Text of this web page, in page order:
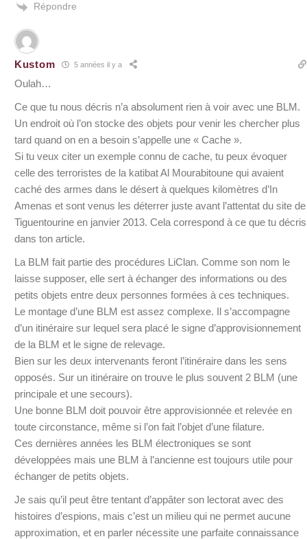
Répondre
Kustom 5 années il y a
Oulah…
Ce que tu nous décris n’a absolument rien à voir avec une BLM.
Un endroit où l’on stocke des objets pour venir les chercher plus
tard quand on en a besoin s’appelle une « Cache ».
Si tu veux citer un exemple connu de cache, tu peux évoquer
celle des terroristes de la katibat Al Mourabitoune qui avaient
caché des armes dans le désert à quelques kilomètres d’In
Amenas et sont venus les déterrer juste avant l’attentat du site de
Tiguentourine en janvier 2013. Cela correspond à ce que tu décris
dans ton article.
La BLM fait partie des procédures LiClan. Comme son nom le
laisse supposer, elle sert à échanger des informations ou des
petits objets entre deux personnes formées à ces techniques.
Le montage d’une BLM est assez complexe. Il s’accompagne
d’un itinéraire sur lequel sera placé le signe d’approvisionnement
de la BLM et le signe de relevage.
Bien sur les deux intervenants feront l’itinéraire dans les sens
opposés. Sur un itinéraire on trouve le plus souvent 2 BLM (une
principale et une secours).
Une bonne BLM doit pouvoir être approvisionnée et relevée en
toute circonstance, même si l’on fait l’objet d’une filature.
Ces dernières années les BLM électroniques se sont
développées mais une BLM à l’ancienne est toujours utile pour
échanger de petits objets.
Je sais qu’il peut être tentant d’appâter son lectorat avec des
histoires d’espions, mais c’est un milieu qui ne permet aucune
approximation, et en parler nécessite une parfaite connaissance